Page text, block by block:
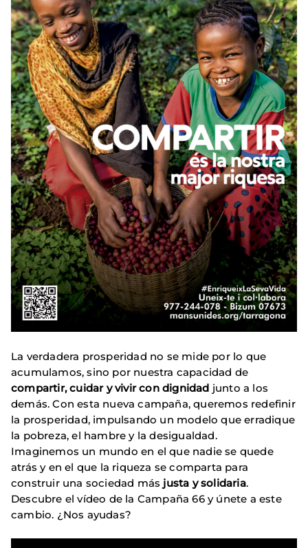
La verdadera prosperidad no se mide por lo que
acumulamos, sino por nuestra capacidad de
compartir, cuidar y vivir con dignidad junto a los
demás. Con esta nueva campaña, queremos redefinir
la prosperidad, impulsando un modelo que erradique
la pobreza, el hambre y la desigualdad.
Imaginemos un mundo en el que nadie se quede
atrás y en el que la riqueza se comparta para
construir una sociedad más justa y solidaria.
Descubre el vídeo de la Campaña 66 y únete a este
cambio. ¿Nos ayudas?